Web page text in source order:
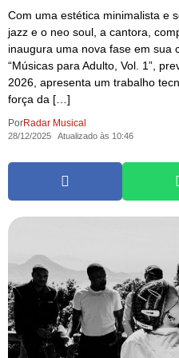
Com uma estética minimalista e
jazz e o neo soul, a cantora,
inaugura uma nova fase em sua
“Músicas para Adulto, Vol. 1”,
2026, apresenta um trabalho
força da […]
PorRadar Musical
28/12/2025 Atualizado às 10:46